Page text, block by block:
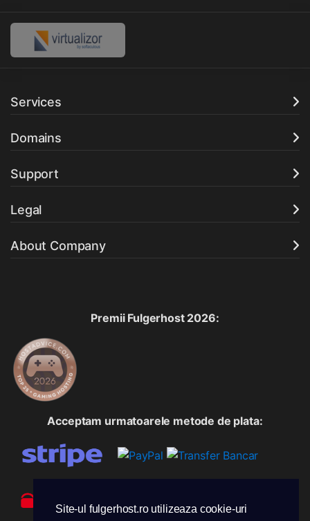
Site-ul fulgerhost.ro utilizeaza cookie-uri
Services
Domains
Support
Legal
About Company
Premii Fulgerhost 2026:
Acceptam urmatoarele metode de plata: